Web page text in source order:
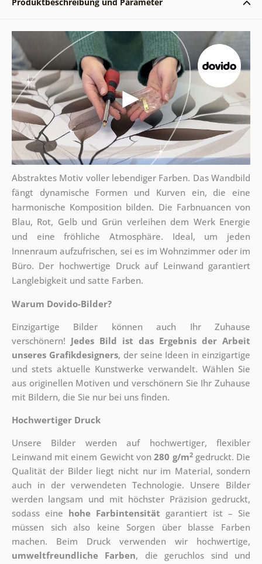
Abstraktes Motiv voller lebendiger Farben. Das Wandbild
fängt dynamische Formen und Kurven ein, die eine
harmonische Komposition bilden. Die Farbnuancen von
Blau, Rot, Gelb und Grün verleihen dem Werk Energie
und eine fröhliche Atmosphäre. Ideal, um jeden
Innenraum aufzufrischen, sei es im Wohnzimmer oder im
Büro. Der hochwertige Druck auf Leinwand garantiert
Langlebigkeit und satte Farben.
Warum Dovido-Bilder?
Einzigartige Bilder können auch Ihr Zuhause
verschönern! Jedes Bild ist das Ergebnis der Arbeit
unseres Grafikdesigners, der seine Ideen in einzigartige
und stets aktuelle Kunstwerke verwandelt. Wählen Sie
aus originellen Motiven und verschönern Sie Ihr Zuhause
mit Bildern, die Sie nur bei uns finden.
Hochwertiger Druck
Unsere Bilder werden auf hochwertiger, flexibler
Leinwand mit einem Gewicht von280 g/m2gedruckt. Die
Qualität der Bilder liegt nicht nur im Material, sondern
auch in der verwendeten Technologie. Unsere Bilder
werden langsam und mit höchster Präzision gedruckt,
sodass eine hohe Farbintensität garantiert ist – Sie
müssen sich also keine Sorgen über blasse Farben
machen. Beim Druck verwenden wir hochwertige,
umweltfreundliche Farben, die geruchlos sind und